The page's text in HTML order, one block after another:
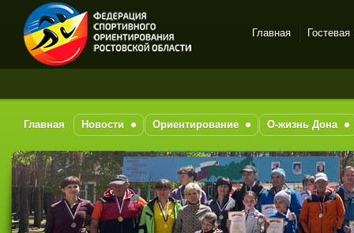
Спортивное
на-Дону
Главная Гостевая
Главная Новости Ориентирование О-жизнь Дона